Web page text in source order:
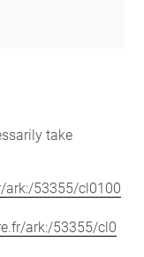
take
ark:/53355/cl0100
ark:/53355/cl0